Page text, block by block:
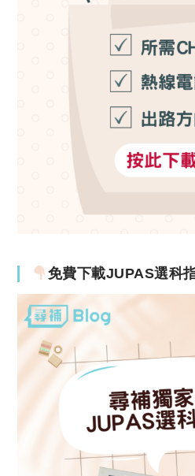
免費下載JUPAS選科